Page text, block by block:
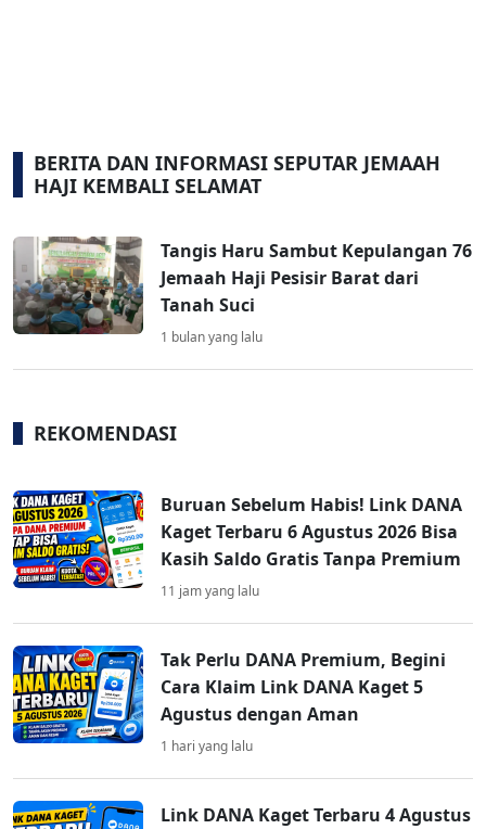
BERITA DAN INFORMASI SEPUTAR JEMAAH
HAJI KEMBALI SELAMAT
Tangis Haru Sambut Kepulangan 76
Jemaah Haji Pesisir Barat dari
Tanah Suci
1 bulan yang lalu
REKOMENDASI
Buruan Sebelum Habis! Link DANA
Kaget Terbaru 6 Agustus 2026 Bisa
Kasih Saldo Gratis Tanpa Premium
11 jam yang lalu
Tak Perlu DANA Premium, Begini
Cara Klaim Link DANA Kaget 5
Agustus dengan Aman
1 hari yang lalu
Link DANA Kaget Terbaru 4 Agustus